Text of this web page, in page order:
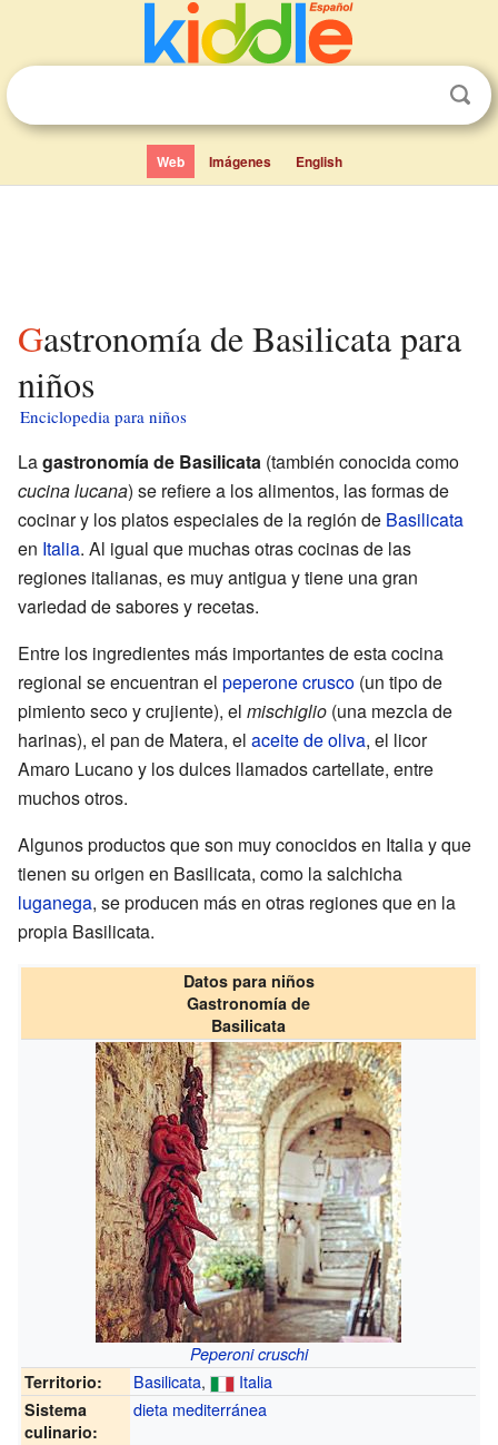
Web Imágenes English
Gastronomía de Basilicata para
niños
Enciclopedia para niños
Lagastronomía de Basilicata (también conocida como
cucina lucana) se refiere a los alimentos, las formas de
cocinar y los platos especiales de la región de Basilicata
en Italia. Al igual que muchas otras cocinas de las
regiones italianas, es muy antigua y tiene una gran
variedad de sabores y recetas.
Entre los ingredientes más importantes de esta cocina
regional se encuentran el peperone crusco (un tipo de
pimiento seco y crujiente), el mischiglio (una mezcla de
harinas), el pan de Matera, el aceite de oliva, el licor
Amaro Lucano y los dulces llamados cartellate, entre
muchos otros.
Algunos productos que son muy conocidos en Italia y que
tienen su origen en Basilicata, como la salchicha
luganega, se producen más en otras regiones que en la
propia Basilicata.
Datos para niños
Gastronomía de
Basilicata
Peperoni cruschi
Territorio:
Basilicata, Italia
Sistema
culinario:
dieta mediterránea